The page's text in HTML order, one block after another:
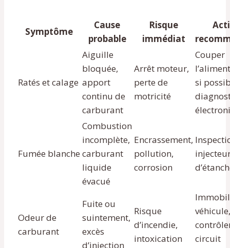
Symptôme
Cause
probable
Risque
immédiat
Ratés et calage
Aiguille
bloquée,
apport
continu de
carburant
Arrêt moteur,
perte de
motricité
Couper
si
Fumée blanche
Combustion
incomplète,
carburant
liquide
évacué
Encrassement,
pollution,
corrosion
Odeur de
carburant
Fuite ou
suintement,
excès
d’injection
Risque
d’incendie,
intoxication
véhicule,
circuit